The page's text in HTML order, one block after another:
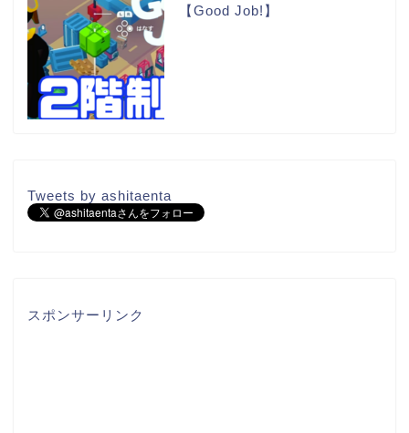
【Good Job!】
Tweets by ashitaenta
スポンサーリンク